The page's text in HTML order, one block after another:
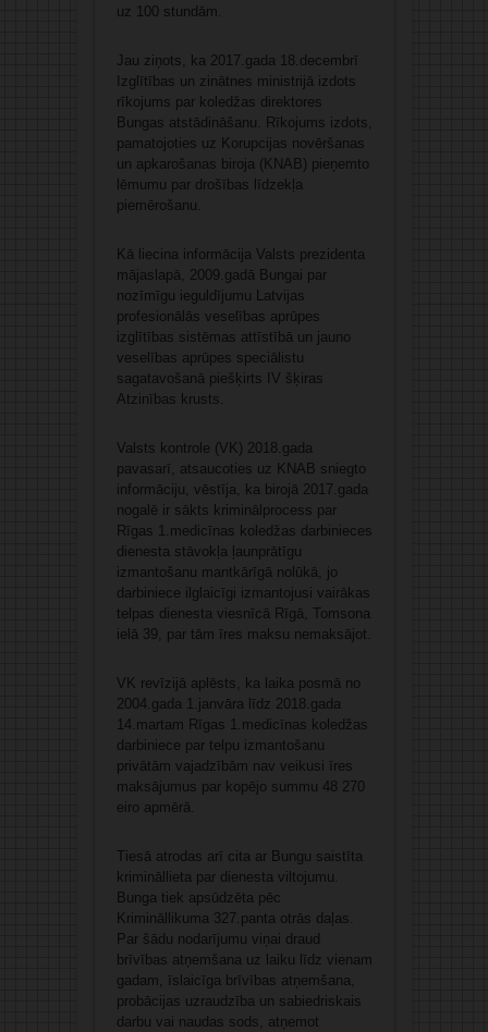
uz 100 stundām.
Jau ziņots, ka 2017.gada 18.decembrī
Izglītības un zinātnes ministrijā izdots
rīkojums par koledžas direktores
Bungas atstādināšanu. Rīkojums izdots,
pamatojoties uz Korupcijas novēršanas
un apkarošanas biroja (KNAB) pieņemto
lēmumu par drošības līdzekļa
piemērošanu.
Kā liecina informācija Valsts prezidenta
mājaslapā, 2009.gadā Bungai par
nozīmīgu ieguldījumu Latvijas
profesionālās veselības aprūpes
izglītības sistēmas attīstībā un jauno
veselības aprūpes speciālistu
sagatavošanā piešķirts IV šķiras
Atzinības krusts.
Valsts kontrole (VK) 2018.gada
pavasarī, atsaucoties uz KNAB sniegto
informāciju, vēstīja, ka birojā 2017.gada
nogalē ir sākts kriminālprocess par
Rīgas 1.medicīnas koledžas darbinieces
dienesta stāvokļa ļaunprātīgu
izmantošanu mantkārīgā nolūkā, jo
darbiniece ilglaicīgi izmantojusi vairākas
telpas dienesta viesnīcā Rīgā, Tomsona
ielā 39, par tām īres maksu nemaksājot.
VK revīzijā aplēsts, ka laika posmā no
2004.gada 1.janvāra līdz 2018.gada
14.martam Rīgas 1.medicīnas koledžas
darbiniece par telpu izmantošanu
privātām vajadzībām nav veikusi īres
maksājumus par kopējo summu 48 270
eiro apmērā.
Tiesā atrodas arī cita ar Bungu saistīta
krimināllieta par dienesta viltojumu.
Bunga tiek apsūdzēta pēc
Krimināllikuma 327.panta otrās daļas.
Par šādu nodarījumu viņai draud
brīvības atņemšana uz laiku līdz vienam
gadam, īslaicīga brīvības atņemšana,
probācijas uzraudzība un sabiedriskais
darbu vai naudas sods, atņemot